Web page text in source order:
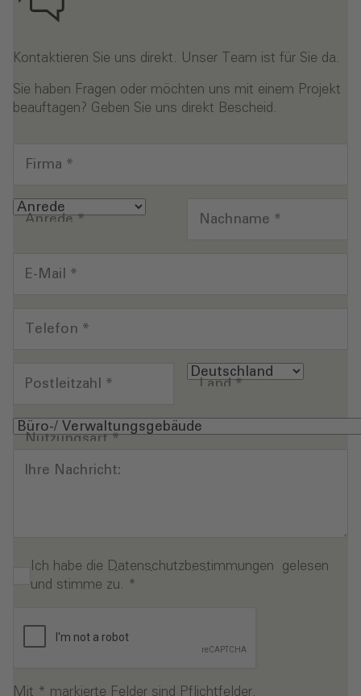
Kontaktieren Sie uns direkt. Unser Team ist für Sie da.
Sie haben Fragen oder möchten uns mit einem Projekt
beauftagen? Geben Sie uns direkt Bescheid.
Firma *
Anrede* Nachname *
E-Mail *
Telefon *
Postleitzahl * Land*
Nutzungsart*
Ihre Nachricht:
Ich habe die Datenschutzbestimmungen gelesen
und stimme zu. *
Mit * markierte Felder sind Pflichtfelder.